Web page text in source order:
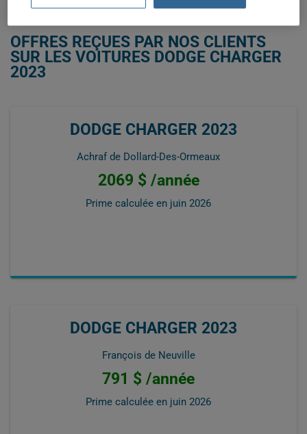
OFFRES REÇUES PAR NOS CLIENTS
SUR LES VOITURES DODGE CHARGER
2023
DODGE CHARGER 2023
Achraf de Dollard-Des-Ormeaux
2069 $ /année
Prime calculée en juin 2026
DODGE CHARGER 2023
François de Neuville
791 $ /année
Prime calculée en juin 2026